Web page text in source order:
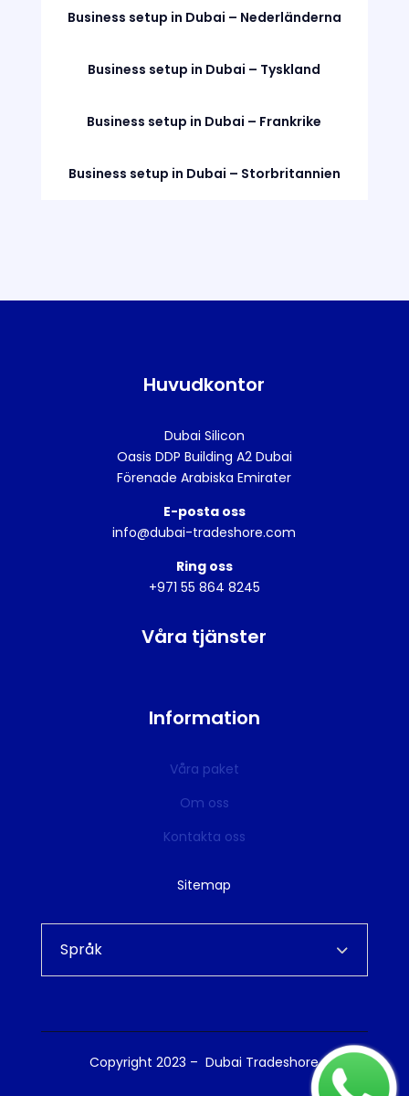
Business setup in Dubai – Nederländerna
Business setup in Dubai – Tyskland
Business setup in Dubai – Frankrike
Business setup in Dubai – Storbritannien
Huvudkontor
Dubai Silicon
Oasis DDP Building A2 Dubai
Förenade Arabiska Emirater
E-posta oss
info@dubai-tradeshore.com
Ring oss
+971 55 864 8245
Våra tjänster
Information
Våra paket
Om oss
Kontakta oss
Sitemap
Språk
Copyright 2023 – Dubai Tradeshore